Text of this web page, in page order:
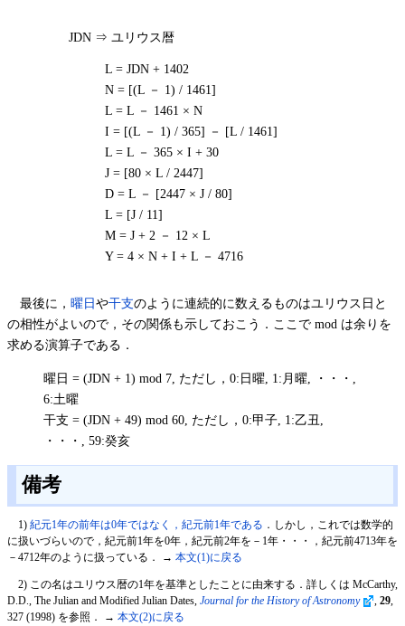
JDN ⇒ ユリウス暦
L = JDN + 1402
N = [(L － 1) / 1461]
L = L － 1461 × N
I = [(L － 1) / 365] － [L / 1461]
L = L － 365 × I + 30
J = [80 × L / 2447]
D = L － [2447 × J / 80]
L = [J / 11]
M = J + 2 － 12 × L
Y = 4 × N + I + L － 4716
最後に，曜日や干支のように連続的に数えるものはユリウス日と
の相性がよいので，その関係も示しておこう．ここで mod は余りを
求める演算子である．
曜日 = (JDN + 1) mod 7, ただし，0:日曜, 1:月曜, ・・・,
6:土曜
干支 = (JDN + 49) mod 60, ただし，0:甲子, 1:乙丑,
・・・, 59:癸亥
備考
1 ) 紀元1年の前年は0年ではなく，紀元前1年である ．しかし，これでは数学的
に扱いづらいので，紀元前1年を0年，紀元前2年を－1年・・・，紀元前4713年を
－4712年のように扱っている． → 本文(1)に戻る
2) この名はユリウス暦の1年を基準としたことに由来する．詳しくは McCarthy,
D.D., The Julian and Modified Julian Dates, Journal for the History of Astronomy 29
327 (1998) を参照． → 本文(2)に戻る